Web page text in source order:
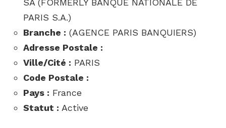
SA (FORMERLY BANQUE NATIONALE DE
PARIS S.A.)
Branche : (AGENCE PARIS BANQUIERS)
Adresse Postale :
Ville/Cité : PARIS
Code Postale :
Pays : France
Statut : Active